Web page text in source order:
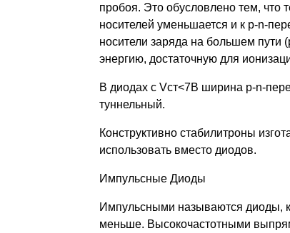
пробоя. Это обусловлено тем, что
носителей уменьшается и к p-n-
носители заряда на большем пути
энергию, достаточную для
В диодах с Vст<7В ширина p-n-
туннельный.
Конструктивно стабилитроны
использовать вместо диодов.
Импульсные Диоды
Импульсными называются диоды,
меньше. Высокочастотными